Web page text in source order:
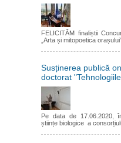
FELICITĂM finaliștii
„Arta și mitopoetica
Susținerea publică
doctorat "Tehnologiile
Pe data de 17.06.2020,
științe biologice a